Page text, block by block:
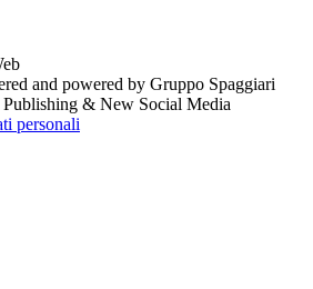
and powered by Gruppo Spaggiari
& New Social Media
personali